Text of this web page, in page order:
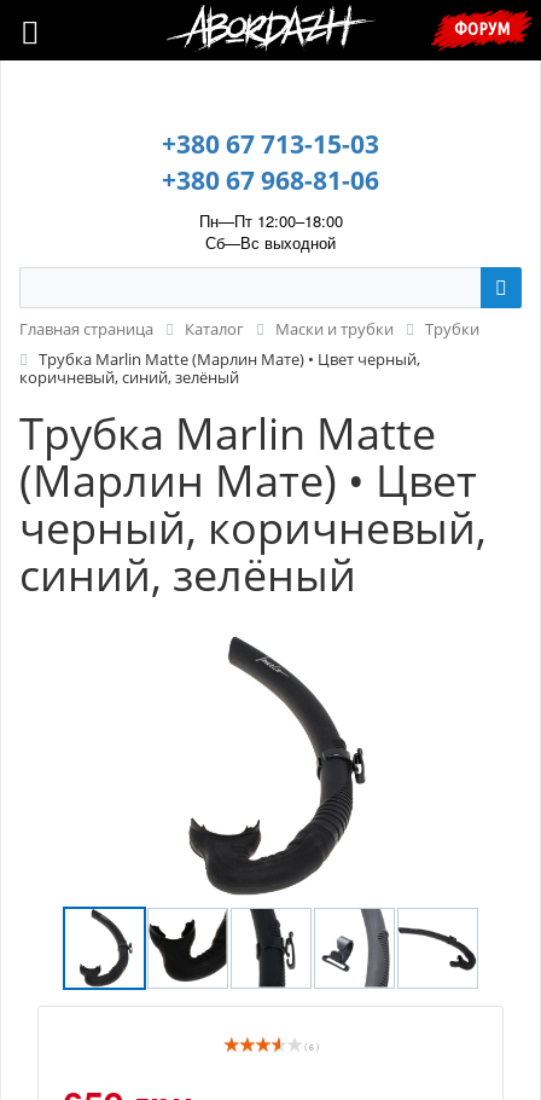
🇺🇦 У зв’язку з воєнним станом, прохання уточнювати ціну та
наявність у менеджера. 🇺🇦
+380 67 713-15-03
+380 67 968-81-06
Пн—Пт 12:00–18:00
Сб—Вс выходной
ФОРУМ
Главная страница Каталог Маски и трубки
Трубки
Трубка Marlin Matte (Марлин Мате) • Цвет черный,
коричневый, синий, зелёный
Трубка Marlin Matte
(Марлин Мате) • Цвет
черный, коричневый,
синий, зелёный
( 6 )